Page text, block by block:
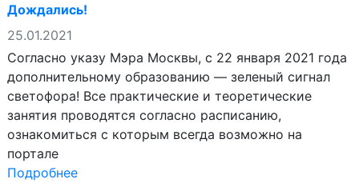
Дождались!
25.01.2021
Согласно указу Мэра Москвы, с 22 января 2021 года
дополнительному образованию — зеленый сигнал
светофора! Все практические и теоретические
занятия проводятся согласно расписанию,
ознакомиться с которым всегда возможно на
портале
Подробнее